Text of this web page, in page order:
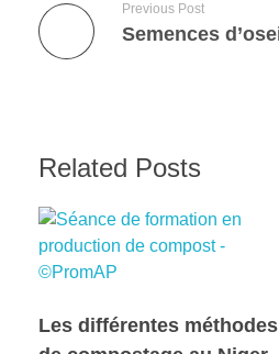
Previous Post
Related Posts
Les différentes méthodes